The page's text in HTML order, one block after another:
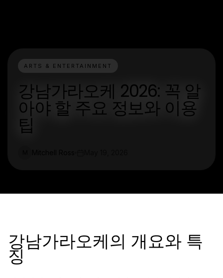
ARTS & ENTERTAINMENT
강남가라오케 2026: 꼭 알
아야 할 주요 정보와 이용
팁
강남가라오케의 개요와 특
징